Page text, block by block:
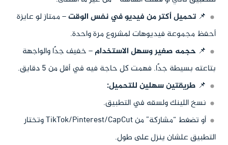
📌 تحميل أكتر من فيديو في نفس الوقت– ممتاز لو عايزة
أحفظ مجموعة فيديوهات لمشروع مرة واحدة.
📌 حجمه صغير وسهل الاستخدام– خفيف جدًا والواجهة
بتاعته بسيطة جدًا. فهمت كل حاجة فيه في أقل من 5 دقايق.
📌 طريقتين سهلين للتحميل:
نسخ اللينك ولسقه في التطبيق.
أو تضغط “مشاركة” من TikTok/Pinterest/CapCut وتختار
التطبيق علشان ينزل على طول.